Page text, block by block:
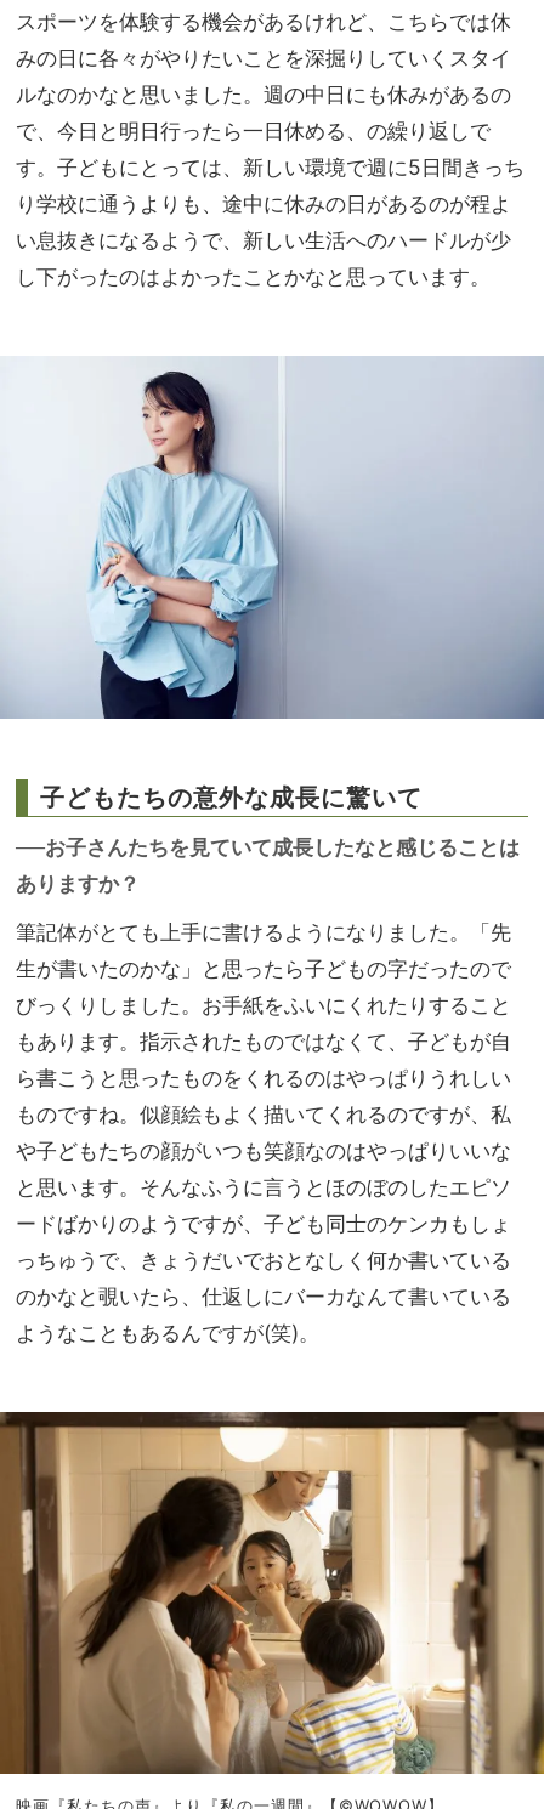
スポーツを体験する機会があるけれど、こちらでは休
みの日に各々がやりたいことを深掘りしていくスタイ
ルなのかなと思いました。週の中日にも休みがあるの
で、今日と明日行ったら一日休める、の繰り返しで
す。子どもにとっては、新しい環境で週に5日間きっち
り学校に通うよりも、途中に休みの日があるのが程よ
い息抜きになるようで、新しい生活へのハードルが少
し下がったのはよかったことかなと思っています。
子どもたちの意外な成長に驚いて
──お子さんたちを見ていて成長したなと感じることは
ありますか？
筆記体がとても上手に書けるようになりました。「先
生が書いたのかな」と思ったら子どもの字だったので
びっくりしました。お手紙をふいにくれたりすること
もあります。指示されたものではなくて、子どもが自
ら書こうと思ったものをくれるのはやっぱりうれしい
ものですね。似顔絵もよく描いてくれるのですが、私
や子どもたちの顔がいつも笑顔なのはやっぱりいいな
と思います。そんなふうに言うとほのぼのしたエピソ
ードばかりのようですが、子ども同士のケンカもしょ
っちゅうで、きょうだいでおとなしく何か書いている
のかなと覗いたら、仕返しにバーカなんて書いている
ようなこともあるんですが(笑)。